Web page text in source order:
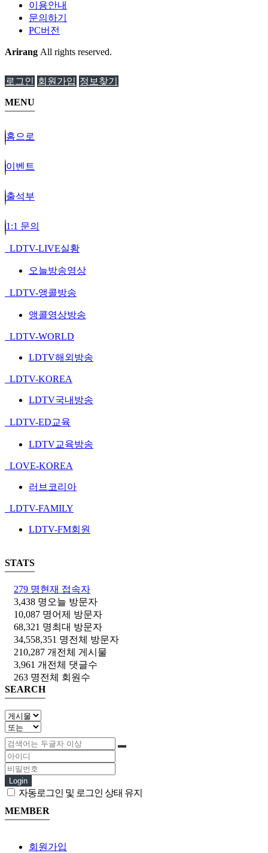
이용안내
문의하기
PC버전
Arirang All rights reserved.
로그인 회원가입 정보찾기
MENU
홈으로
이벤트
출석부
1:1 문의
LDTV-LIVE실황
오늘방송영상
LDTV-앵콜방송
앵콜영상방송
LDTV-WORLD
LDTV해외방송
LDTV-KOREA
LDTV국내방송
LDTV-ED교육
LDTV교육방송
LOVE-KOREA
러브코리아
LDTV-FAMILY
LDTV-FM회원
STATS
279 명현재 접속자
3,438 명 오늘 방문자
10,087 명어제 방문자
68,321 명최대 방문자
34,558,351 명전체 방문자
210,287 개 전체 게시물
3,961 개 전체 댓글수
263 명전체 회원수
SEARCH
Login
자동로그인 및 로그인 상태 유지
MEMBER
회원가입